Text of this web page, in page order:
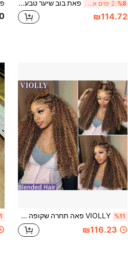
%8 2 ימים אחרונים פאת בוב שיער טבעי מעורבב 13x4 HD פאות תחרה קדמיות שקופות שיער מעורבב מראש מרוט קו שיער תחרה פרונטאלית קצרה ישר פאות בוב לנשים שיער צבוע בורדו 99j אדום צבע אופנתי 12 אינץ '
₪114.72
%11 VIOLLY פאה תחרה שקופה HD 32 אינץ' 13x6, פריקה חופשית מאוזן לאוזן, צפיפות 200%, קו שיער מותך, שיער תינוק, קוצץ מראש, קשרים מולבנים מראש, עמידה לחום, אורך מעורב, פאת יוקרה #P4/27 עם גווני אומברה לנשים
₪116.23